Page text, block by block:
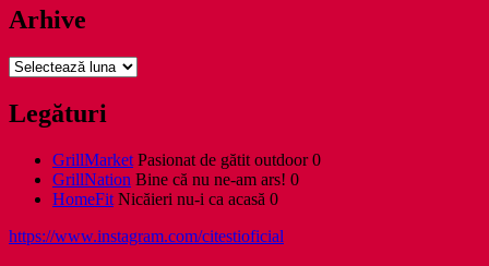
Arhive
Arhive
Legături
GrillMarket Pasionat de gătit outdoor 0
GrillNation Bine că nu ne-am ars! 0
HomeFit Nicăieri nu-i ca acasă 0
https://www.instagram.com/citestioficial